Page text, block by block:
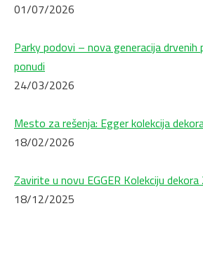
01/07/2026
Parky podovi – nova generacija drvenih
ponudi
24/03/2026
Mesto za rešenja: Egger kolekcija
18/02/2026
Zavirite u novu EGGER Kolekciju dekora
18/12/2025